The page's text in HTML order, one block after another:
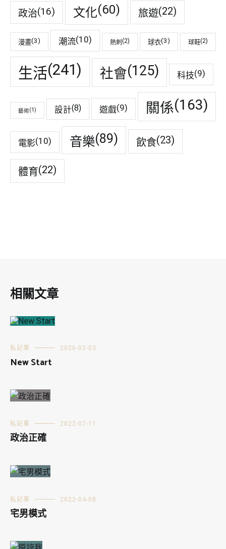
政治(16) 文化(60) 旅遊(22)
漫畫(3) 潮流(10) 熱刺 (2) 球衣(3) 球鞋(2)
生活(241) 社會(125) 科技(9)
藝術(1) 設計(8) 遊戲(9) 關係(163)
電影(10) 音樂(89) 飲食(23)
體育(22)
相關文章
私記事 2026-02-03
New Start
私記事 2022-07-11
政治正確
私記事 2022-04-08
宅男模式